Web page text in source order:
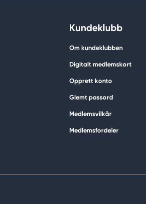
Kundeklubb
Om kundeklubben
Digitalt medlemskort
Opprett konto
Glemt passord
Medlemsvilkår
Medlemsfordeler